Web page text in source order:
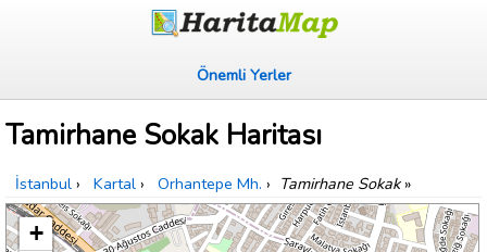
Önemli Yerler
Tamirhane Sokak Haritası
İstanbul › Kartal › Orhantepe Mh. › Tamirhane Sokak»
+